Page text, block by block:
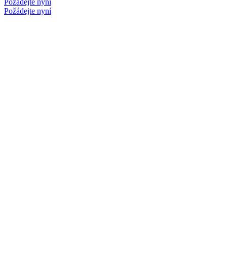
Požádejte nyní